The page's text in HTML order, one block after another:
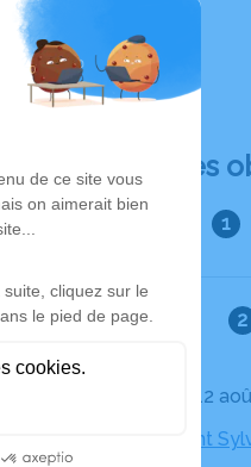
Déroulé des
Le mardi 12
Église Saint